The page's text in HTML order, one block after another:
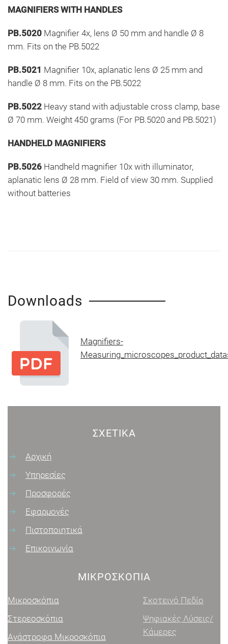
MAGNIFIERS WITH HANDLES
PB.5020 Magnifier 4x, lens Ø 50 mm and handle Ø 8
mm. Fits on the PB.5022
PB.5021 Magnifier 10x, aplanatic lens Ø 25 mm and
handle Ø 8 mm. Fits on the PB.5022
PB.5022 Heavy stand with adjustable cross clamp, base
Ø 70 mm. Weight 450 grams (For PB.5020 and PB.5021)
HANDHELD MAGNIFIERS
PB.5026 Handheld magnifier 10x with illuminator,
aplanatic lens Ø 28 mm. Field of view 30 mm. Supplied
without batteries
Downloads
Magnifiers-
ΣΧΕΤΙΚΆ
Αρχική
Υπηρεσίες
Προσφορές
Εφαρμογές
Πιστοποιητικά
Επικοινωνία
ΜΙΚΡΟΣΚΌΠΙΑ
Μικροσκόπια
Στερεοσκόπια
Ανάστροφα Μικροσκόπια
Σκοτεινό Πεδίο
Ψηφιακές Λύσεις/
Κάμερες